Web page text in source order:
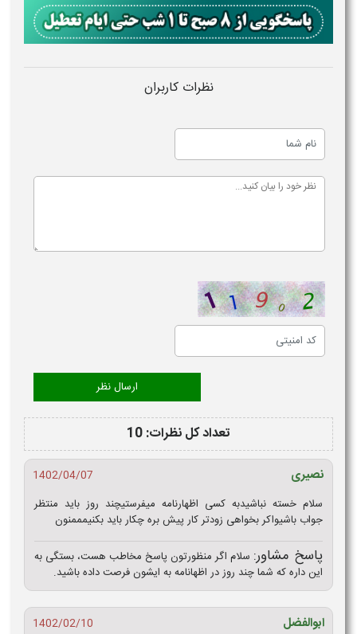
نظرات کاربران
تعداد کل نظرات: 10
نصیری
1402/04/07
سلام خسته نباشیدبه کسی اظهارنامه میفرستیچند روز باید منتظر
جواب باشیواکر بخواهی زودتر کار پیش بره چکار باید بکنیمممنون
پاسخ مشاور: سلام اگر منظورتون پاسخ مخاطب هست، بستگی به
این داره که شما چند روز در اظهانامه به ایشون فرصت داده باشید.
ابوالفضل 1402/02/10